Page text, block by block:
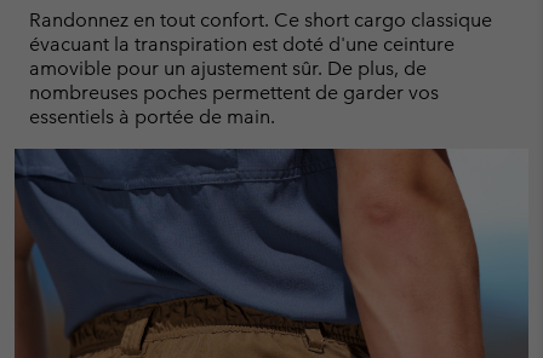
Randonnez en tout confort. Ce short cargo classique
évacuant la transpiration est doté d'une ceinture
amovible pour un ajustement sûr. De plus, de
nombreuses poches permettent de garder vos
essentiels à portée de main.